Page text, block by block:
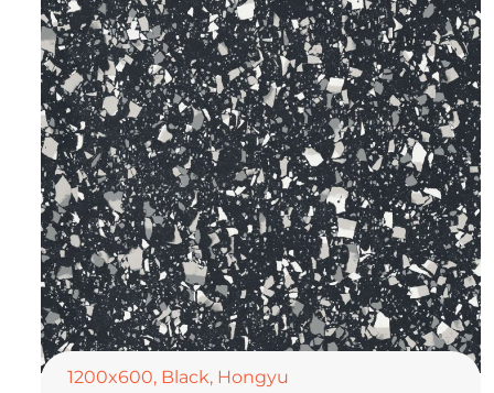
1200x600, Black, Hongyu
TOP CERAMICSБайгалын өнгө тансаг
мэдрэмжийг таны орчинд
онлайн туслах